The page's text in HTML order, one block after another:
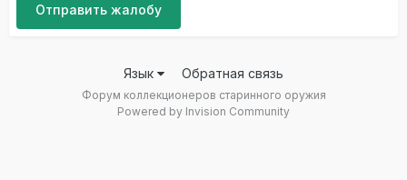
Отправить жалобу
Язык Обратная связь
Форум коллекционеров старинного оружия
Powered by Invision Community